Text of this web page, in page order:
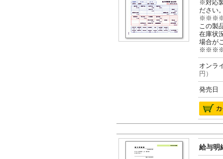
※対応
ださい
この製
在庫状
場合が
オン
円）
発売日
給与明